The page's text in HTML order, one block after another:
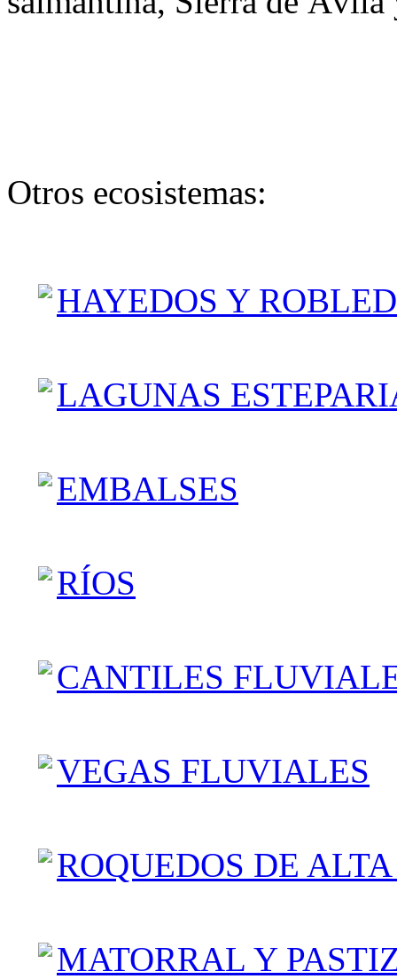
Otros ecosistemas:
HAYEDOS Y
LAGUNAS
EMBALSES
RÍOS
CANTILES
VEGAS FLUVIALES
ROQUEDOS DE
MATORRAL Y